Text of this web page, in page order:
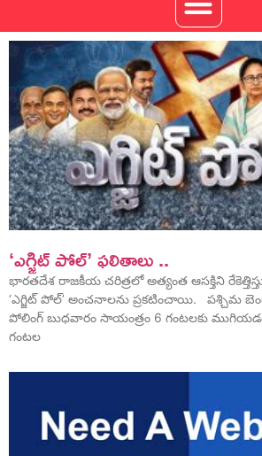
‘ఎగ్జిట్ పోల్’ ఫలితాలు ..
భారతదేశ రాజకీయ చరిత్రలో అత్యంత ఆసక్తిని
‘ఎగ్జిట్ పోల్’ అంచనాలను ప్రకటించాయి. పశ్చిమ
పోలింగ్ బుధవారం సాయంత్రం 6 గంటలకు
గంటల